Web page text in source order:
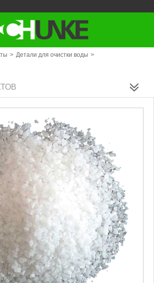
> Детали для очистки воды >